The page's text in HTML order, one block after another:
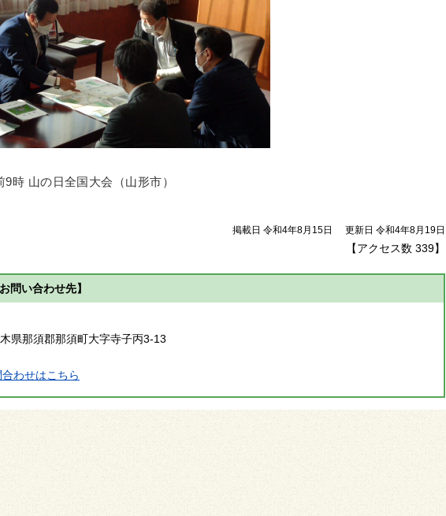
時 山の日全国大会（山形市）
掲載日 令和4年8月15日 更新日 令和4年8月19日
【アクセス数 339】
問い合わせ先】
県那須郡那須町大字寺子丙3-13
わせはこちら